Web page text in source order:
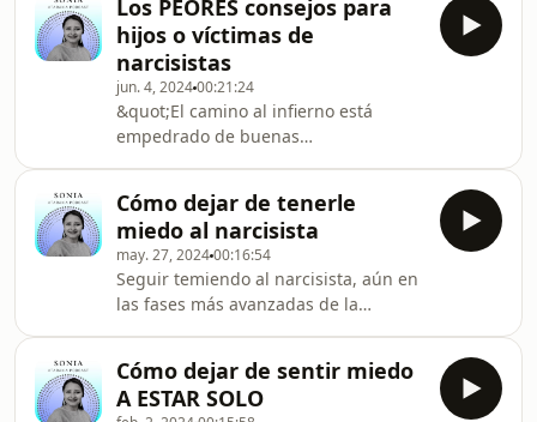
Los PEORES consejos para
hijos o víctimas de
narcisistas
jun. 4, 202400:21:24
&quot;El camino al infierno está
empedrado de buenas
intencionado puede arruinar por
completo tu proceso de recuperación
o atentar contra tu salud mental, dar
o recibir consejos desenfocados del
CONTEXTO REAL DEL NARCISISMO,
pueden ser completamente
contraproducentes y un auténtico
peligro para una víctima de abuso
narcisista, poniéndo
Cómo dejar de tenerle
miedo al narcisista
may. 27, 202400:16:54
Seguir temiendo al narcisista, aún en
las fases más avanzadas de la
sobra en la oscuridad ese temor
puede merodear en tu camino,
Cómo dejar de sentir miedo
A ESTAR SOLO